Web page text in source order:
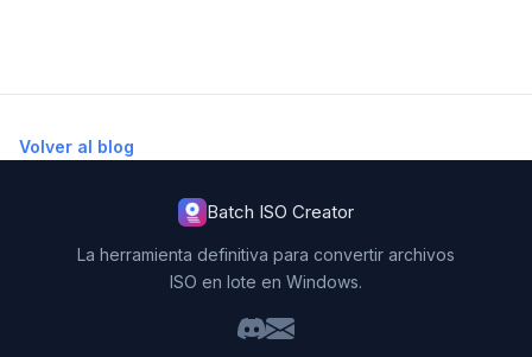
Volver al blog
Batch ISO Creator
La herramienta definitiva para convertir archivos
ISO en lote en Windows.